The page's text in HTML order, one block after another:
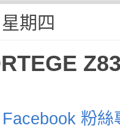
期四
Facebook 粉絲